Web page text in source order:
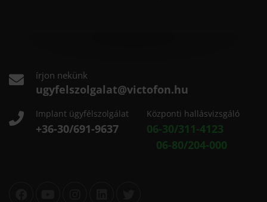
írjon nekünk
ugyfelszolgalat@victofon.hu
Implant ügyfélszolgálat
+36-30/691-9637
Központi hallásvizsgáló
06-30/311-4123
06-80/204-000